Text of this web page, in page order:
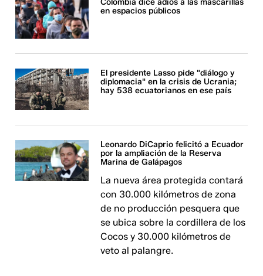
en espacios públicos
El presidente Lasso pide "diálogo y
diplomacia" en la crisis de Ucrania;
hay 538 ecuatorianos en ese país
Leonardo DiCaprio felicitó a Ecuador
por la ampliación de la Reserva
Marina de Galápagos
La nueva área protegida contará
con 30.000 kilómetros de zona
de no producción pesquera que
se ubica sobre la cordillera de los
Cocos y 30.000 kilómetros de
veto al palangre.